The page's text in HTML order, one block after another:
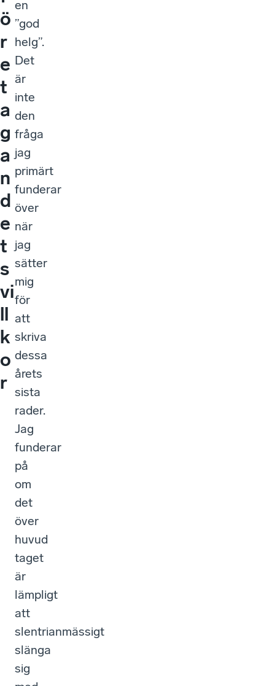
ö
r
e
t
a
g
a
n
d
e
t
s
vi
ll
k
o
r
en
”god
helg”.
Det
är
inte
den
fråga
jag
primärt
funderar
över
när
jag
sätter
mig
för
att
skriva
dessa
årets
sista
rader.
Jag
funderar
på
om
det
över
huvud
taget
är
lämpligt
att
slentrianmässigt
slänga
sig